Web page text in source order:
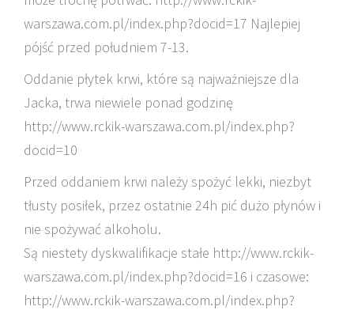
warszawa.com.pl/index.php?docid=17 Najlepiej
pójść przed południem 7-13.
Oddanie płytek krwi, które są najważniejsze dla
Jacka, trwa niewiele ponad godzinę
http://www.rckik-warszawa.com.pl/index.php?
docid=10
Przed oddaniem krwi należy spożyć lekki, niezbyt
tłusty posiłek, przez ostatnie 24h pić dużo płynów i
nie spożywać alkoholu.
Są niestety dyskwalifikacje stałe http://www.rckik-
warszawa.com.pl/index.php?docid=16 i czasowe:
http://www.rckik-warszawa.com.pl/index.php?